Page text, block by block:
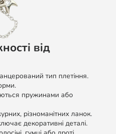
від
тип плетіння.
пружинами або
різноманітних ланок.
декоративні деталі.